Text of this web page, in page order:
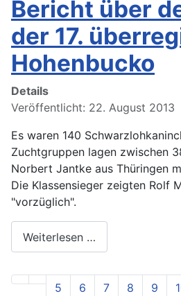
Bericht über
der 17.
Hohenbucko
Details
Veröffentlicht: 22. August 2013
Es waren 140
Zuchtgruppen lagen zwischen
Norbert Jantke aus Thüringen
Die Klassensieger zeigten Rolf
"vorzüglich".
Weiterlesen …
5 6 7 8 9